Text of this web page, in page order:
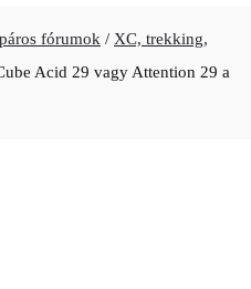
fórumok / XC, trekking,
Acid 29 vagy Attention 29 a